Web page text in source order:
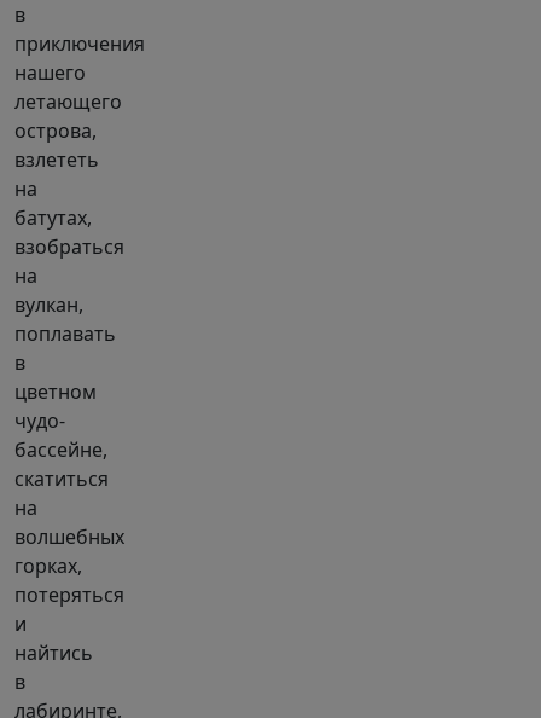
в
приключения
нашего
летающего
острова,
взлететь
на
батутах,
взобраться
на
вулкан,
поплавать
в
цветном
чудо-
бассейне,
скатиться
на
волшебных
горках,
потеряться
и
найтись
в
лабиринте,